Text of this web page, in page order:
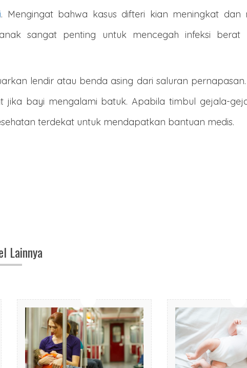
. Mengingat bahwa kasus difteri kian meningkat dan
sangat penting untuk mencegah infeksi berat
lendir atau benda asing dari saluran pernapasan.
bayi mengalami batuk. Apabila timbul gejala-
terdekat untuk mendapatkan bantuan medis.
Lainnya